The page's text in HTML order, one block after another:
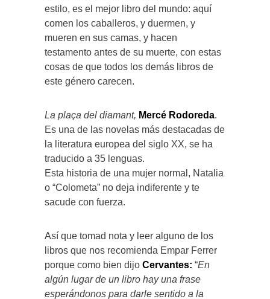
estilo, es el mejor libro del mundo: aquí
comen los caballeros, y duermen, y
mueren en sus camas, y hacen
testamento antes de su muerte, con estas
cosas de que todos los demás libros de
este género carecen.
La plaça del diamant, Mercé Rodoreda.
Es una de las novelas más destacadas de
la literatura europea del siglo XX, se ha
traducido a 35 lenguas.
Esta historia de una mujer normal, Natalia
o “Colometa” no deja indiferente y te
sacude con fuerza.
Así que tomad nota y leer alguno de los
libros que nos recomienda Empar Ferrer
porque como bien dijo Cervantes: “En
algún lugar de un libro hay una frase
esperándonos para darle sentido a la